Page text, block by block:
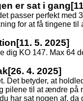
er sat i gang
passer perfekt
for at få tingene
[11. 5. 2025]
dig KO 147. Max 64
[26. 4. 2025]
Det betyder, at
pilene til at ændre på
har sat nogen af,